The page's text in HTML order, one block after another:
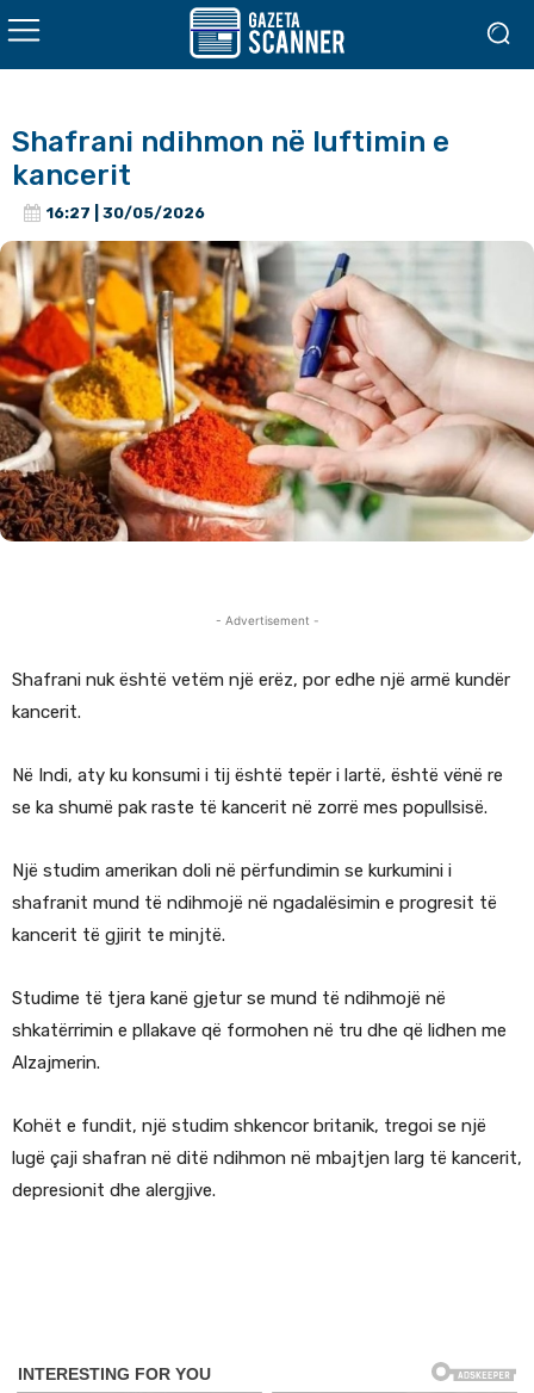
Shafrani ndihmon në luftimin e
kancerit
16:27 | 30/05/2026
- Advertisement -
Shafrani nuk është vetëm një erëz, por edhe një armë kundër
kancerit.
Në Indi, aty ku konsumi i tij është tepër i lartë, është vënë re
se ka shumë pak raste të kancerit në zorrë mes popullsisë.
Një studim amerikan doli në përfundimin se kurkumini i
shafranit mund të ndihmojë në ngadalësimin e progresit të
kancerit të gjirit te minjtë.
Studime të tjera kanë gjetur se mund të ndihmojë në
shkatërrimin e pllakave që formohen në tru dhe që lidhen me
Alzajmerin.
Kohët e fundit, një studim shkencor britanik, tregoi se një
lugë çaji shafran në ditë ndihmon në mbajtjen larg të kancerit,
depresionit dhe alergjive.